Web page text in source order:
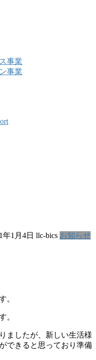
事業
事業
年1月4日 llc-bics お知らせ
。
。
ましたが、新しい生活様
できると思っており準備